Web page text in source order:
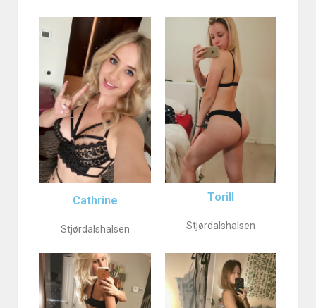
Cathrine
Stjørdalshalsen
Torill
Stjørdalshalsen